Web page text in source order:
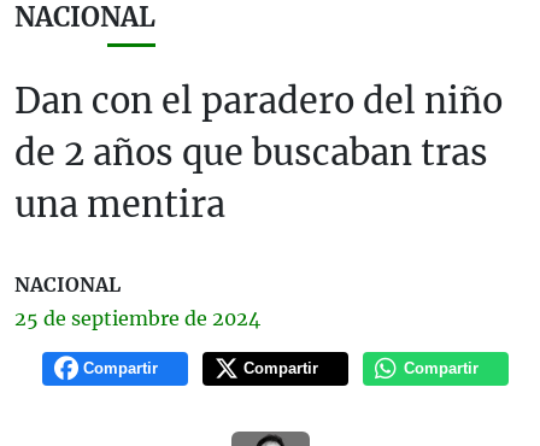
NACIONAL
Dan con el paradero del niño
de 2 años que buscaban tras
una mentira
NACIONAL
25 de septiembre de 2024
Compartir Compartir Compartir